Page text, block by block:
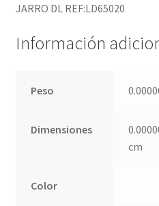
JARRO DL REF:LD65020
Información
Peso
Dimensiones
cm
Color